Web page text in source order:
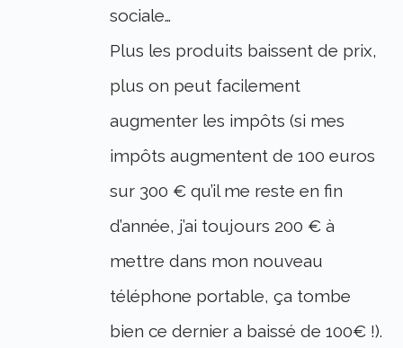
sociale…
Plus les produits baissent de prix,
plus on peut facilement
augmenter les impôts (si mes
impôts augmentent de 100 euros
sur 300 € qu’il me reste en fin
d’année, j’ai toujours 200 € à
mettre dans mon nouveau
téléphone portable, ça tombe
bien ce dernier a baissé de 100€ !).